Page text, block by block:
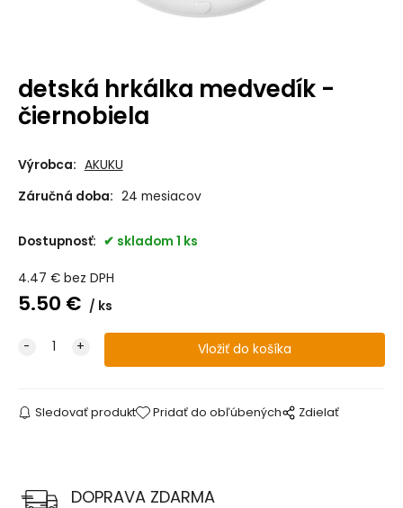
detská hrkálka medvedík -
čiernobiela
Výrobca: AKUKU
Záručná doba: 24 mesiacov
Dostupnosť: skladom 1 ks
4.47 € bez DPH
5.50 € ks
Sledovať produkt Pridať do obľúbených Zdielať
DOPRAVA ZDARMA